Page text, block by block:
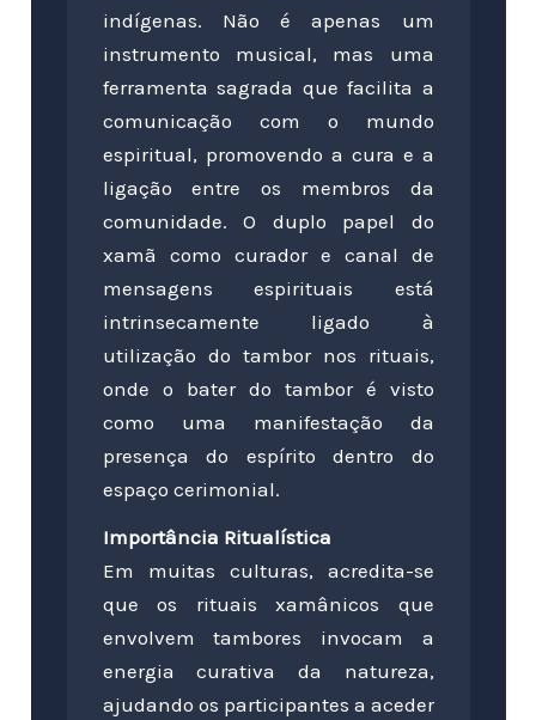
indígenas. Não é apenas um
instrumento musical, mas uma
ferramenta sagrada que facilita a
comunicação com o mundo
espiritual, promovendo a cura e a
ligação entre os membros da
comunidade. O duplo papel do
xamã como curador e canal de
mensagens espirituais está
intrinsecamente ligado à
utilização do tambor nos rituais,
onde o bater do tambor é visto
como uma manifestação da
presença do espírito dentro do
espaço cerimonial.
Importância Ritualística
Em muitas culturas, acredita-se
que os rituais xamânicos que
envolvem tambores invocam a
energia curativa da natureza,
ajudando os participantes a aceder